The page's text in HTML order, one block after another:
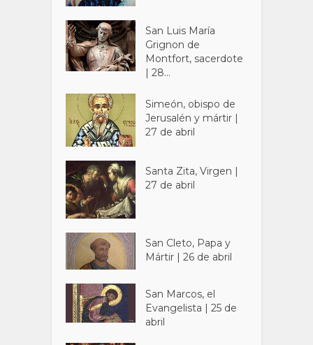
San Luis María
Grignon de
Montfort, sacerdote
| 28...
Simeón, obispo de
Jerusalén y mártir |
27 de abril
Santa Zita, Virgen |
27 de abril
San Cleto, Papa y
Mártir | 26 de abril
San Marcos, el
Evangelista | 25 de
abril